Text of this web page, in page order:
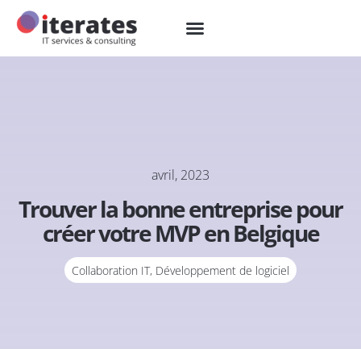
avril, 2023
Trouver la bonne entreprise pour
créer votre MVP en Belgique
Collaboration IT, Développement de logiciel